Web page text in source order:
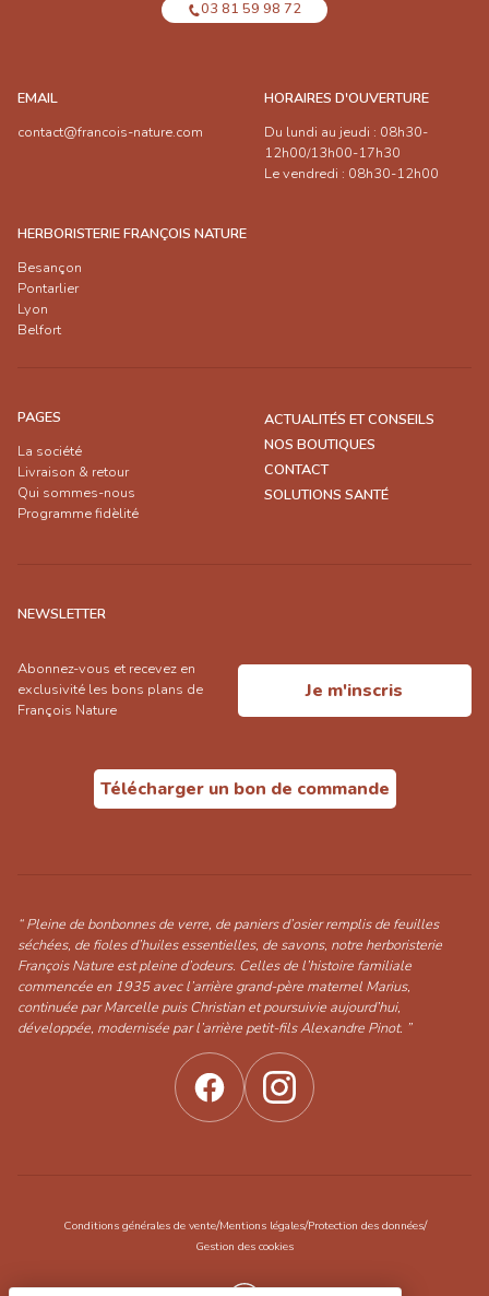
03 81 59 98 72
EMAIL
contact@francois-nature.com
HORAIRES D'OUVERTURE
Du lundi au jeudi : 08h30-
12h00/13h00-17h30
Le vendredi : 08h30-12h00
HERBORISTERIE FRANÇOIS NATURE
Besançon
Pontarlier
Lyon
Belfort
PAGES
La société
Livraison & retour
Qui sommes-nous
Programme fidèlité
ACTUALITÉS ET CONSEILS
NOS BOUTIQUES
CONTACT
SOLUTIONS SANTÉ
NEWSLETTER
Abonnez-vous et recevez en
exclusivité les bons plans de
François Nature
Je m'inscris
Télécharger un bon de commande
“ Pleine de bonbonnes de verre, de paniers d’osier remplis de feuilles
séchées, de fioles d’huiles essentielles, de savons, notre herboristerie
François Nature est pleine d’odeurs. Celles de l’histoire familiale
commencée en 1935 avec l’arrière grand-père maternel Marius,
continuée par Marcelle puis Christian et poursuivie aujourd’hui,
développée, modernisée par l’arrière petit-fils Alexandre Pinot. ”
Conditions générales de vente/Mentions légales/Protection des données/
Gestion des cookies